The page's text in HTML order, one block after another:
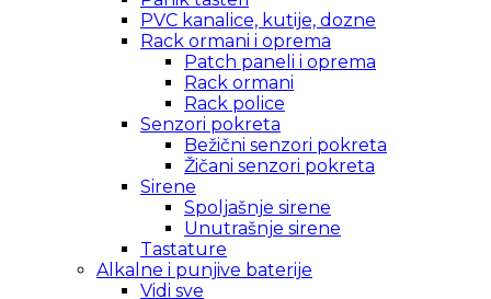
PVC kanalice, kutije, dozne
Rack ormani i oprema
Patch paneli i oprema
Rack ormani
Rack police
Senzori pokreta
Bežični senzori pokreta
Žičani senzori pokreta
Sirene
Spoljašnje sirene
Unutrašnje sirene
Tastature
Alkalne i punjive baterije
Vidi sve